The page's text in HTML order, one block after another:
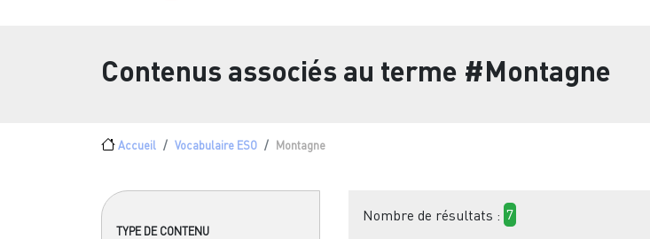
Contenus associés au terme #Montagne
Fil d'Ariane
Accueil Vocabulaire ESO Montagne
TYPE DE CONTENU
Nombre de résultats : 7